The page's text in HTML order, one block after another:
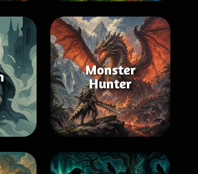
Monster
Hunter